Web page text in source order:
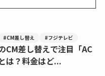
#CM差し替え #フジテレビ
CM差し替えで注目「AC
は？料金はど...